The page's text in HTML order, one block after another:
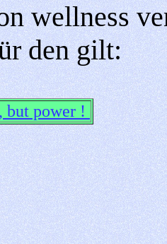
wellness
den gilt:
but power !